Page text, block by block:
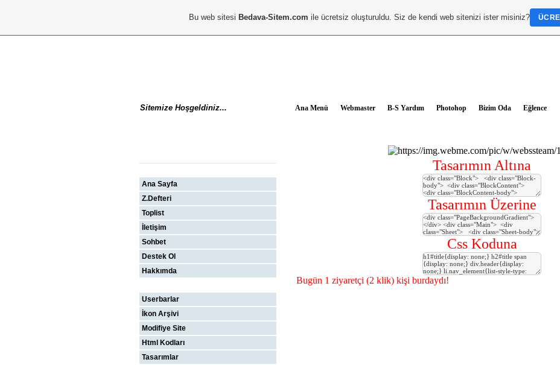
Sitemize Hoşgeldiniz... Ana Menü Webmaster B-S Yardım Photohop Bizim Oda Eğlence
Ana Sayfa
Z.Defteri
Toplist
İletişim
Sohbet
Destek Ol
Hakkımda
Userbarlar
İkon Arşivi
Modifiye Site
Html Kodları
Tasarımlar
Tasarımın Altına
Tasarımın Üzerine
Css Koduna
Bugün 1 ziyaretçi (2 klik) kişi burdaydı!
Bu web sitesi Bedava-Sitem.com ile ücretsiz oluşturuldu. Siz de kendi web sitenizi ister misiniz?